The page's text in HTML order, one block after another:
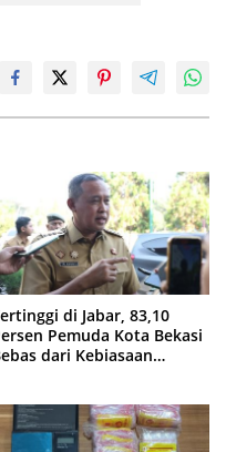
di Jabar, 83,10
Pemuda Kota Bekasi
dari Kebiasaan